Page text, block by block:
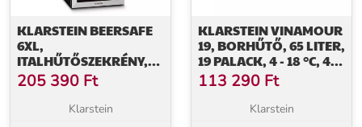
KLARSTEIN BEERSAFE
6XL,
ITALHŰTŐSZEKRÉNY,
201 LITER, 0 -10°C,
ÜVEG, G
ENERGIAHATÉKONYSÁGI
205 390 Ft
Klarstein
KLARSTEIN VINAMOUR
19, BORHŰTŐ, 65 LITER,
19 PALACK, 4 - 18 °C, 40
DB, ÜVEG, FEKETE
113 290 Ft
Klarstein